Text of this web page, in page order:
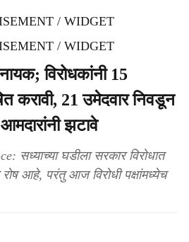
/ WIDGET
/ WIDGET
विरोधकांनी 15
करावी, 21 उमेदवार निवडून
झटावे
सध्याच्या घडीला सरकार विरोधात
आहे, परंतु आज विरोधी पक्षांमध्येच